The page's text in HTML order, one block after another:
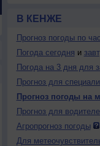
1 сен
2 сен
3 сен
4
В КЕНЖЕ
Прогноз погоды по
Погода сегодня и
Погода на 3 дня для
Прогноз для
Прогноз погоды на
Прогноз для
Агропрогноз погоды
Для